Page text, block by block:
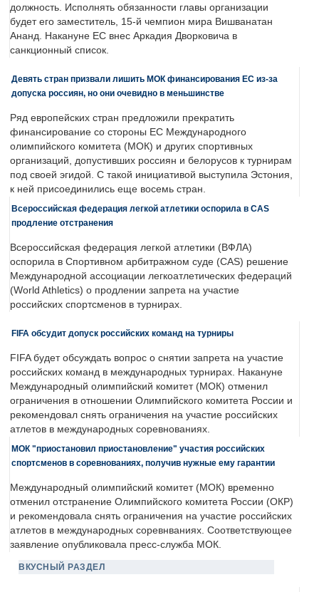
должность. Исполнять обязанности главы организации
будет его заместитель, 15-й чемпион мира Вишванатан
Ананд. Накануне ЕС внес Аркадия Дворковича в
санкционный список.
Девять стран призвали лишить МОК финансирования ЕС из-за
допуска россиян, но они очевидно в меньшинстве
Ряд европейских стран предложили прекратить
финансирование со стороны ЕС Международного
олимпийского комитета (МОК) и других спортивных
организаций, допустивших россиян и белорусов к турнирам
под своей эгидой. С такой инициативой выступила Эстония,
к ней присоединились еще восемь стран.
Всероссийская федерация легкой атлетики оспорила в CAS
продление отстранения
Всероссийская федерация легкой атлетики (ВФЛА)
оспорила в Спортивном арбитражном суде (CAS) решение
Международной ассоциации легкоатлетических федераций
(World Athletics) о продлении запрета на участие
российских спортсменов в турнирах.
FIFA обсудит допуск российских команд на турниры
FIFA будет обсуждать вопрос о снятии запрета на участие
российских команд в международных турнирах. Накануне
Международный олимпийский комитет (МОК) отменил
ограничения в отношении Олимпийского комитета России и
рекомендовал снять ограничения на участие российских
атлетов в международных соревнованиях.
МОК "приостановил приостановление" участия российских
спортсменов в соревнованиях, получив нужные ему гарантии
Международный олимпийский комитет (МОК) временно
отменил отстранение Олимпийского комитета России (ОКР)
и рекомендовала снять ограничения на участие российских
атлетов в международных соревнваниях. Соответствующее
заявление опубликовала пресс-служба МОК.
ВКУСНЫЙ РАЗДЕЛ